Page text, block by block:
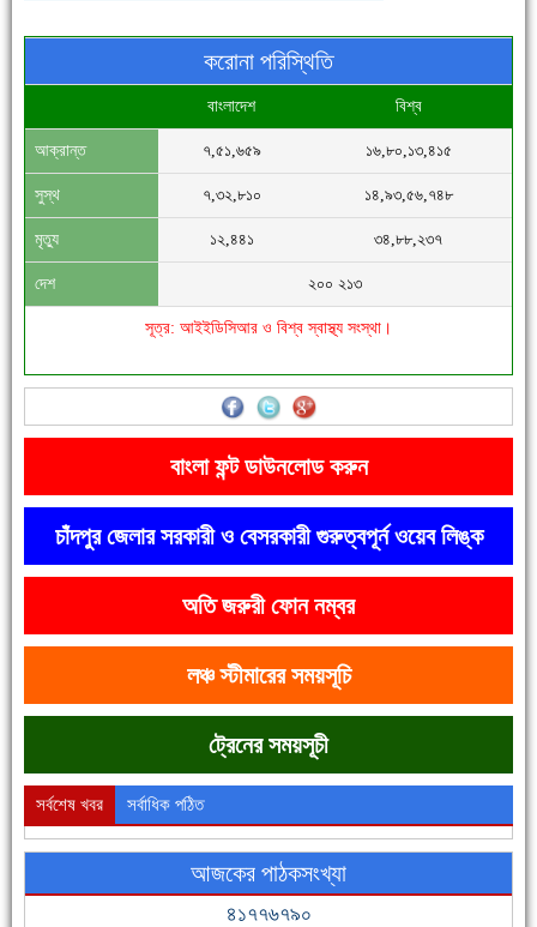
সিগমা ওয়েল ইন্ডাস্ট্রির মেকানিক ও গ্রাহক সভা
'বাংলা সাহিত্যানুরাগীরা তাঁর অবদানকে চিরকাল স্মরণ করবে'
দেশে রাস্তাঘাটসহ অনেক কিছুই হয়েছে, বাড়েনি কর্মসংস্থান
ফরিদগঞ্জের ভূমিহীন ২০ পরিবার আজ নিজের পাকা ঘরে উঠছে
করোনা পরিস্থিতি
বাংলাদেশ বিশ্ব
আক্রান্ত ৭,৫১,৬৫৯ ১৬,৮০,১৩,৪১৫
সুস্থ ৭,৩২,৮১০ ১৪,৯৩,৫৬,৭৪৮
মৃত্যু ১২,৪৪১ ৩৪,৮৮,২৩৭
দেশ ২০০ ২১৩
সূত্র: আইইডিসিআর ও বিশ্ব স্বাস্থ্য সংস্থা।
বাংলা ফন্ট ডাউনলোড করুন
চাঁদপুর জেলার সরকারী ও বেসরকারী গুরুত্বপূর্ন ওয়েব লিঙ্ক
অতি জরুরী ফোন নম্বর
লঞ্চ স্টীমারের সময়সূচি
ট্রেনের সময়সূচী
সর্বশেষ খবর সর্বাধিক পঠিত
আজকের পাঠকসংখ্যা
৪১৭৭৬৭৯০